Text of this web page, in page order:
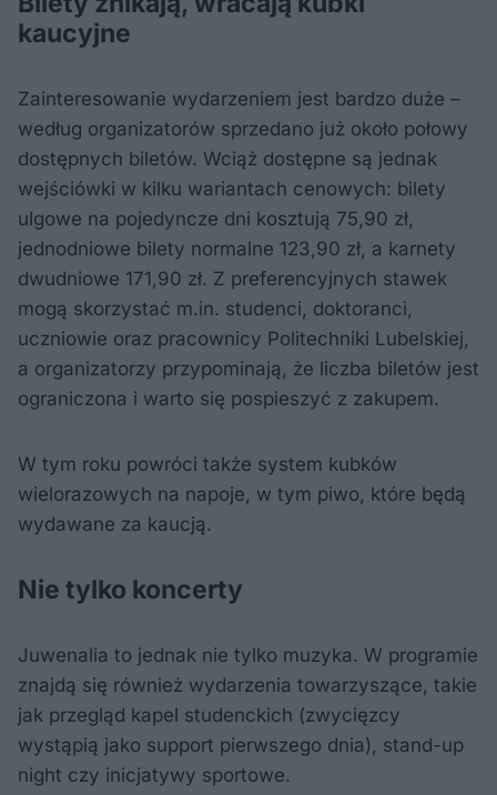
kaucyjne
Zainteresowanie wydarzeniem jest bardzo duże –
według organizatorów sprzedano już około połowy
dostępnych biletów. Wciąż dostępne są jednak
wejściówki w kilku wariantach cenowych: bilety
ulgowe na pojedyncze dni kosztują 75,90 zł,
jednodniowe bilety normalne 123,90 zł, a karnety
dwudniowe 171,90 zł. Z preferencyjnych stawek
mogą skorzystać m.in. studenci, doktoranci,
uczniowie oraz pracownicy Politechniki Lubelskiej,
a organizatorzy przypominają, że liczba biletów jest
ograniczona i warto się pospieszyć z zakupem.
W tym roku powróci także system kubków
wielorazowych na napoje, w tym piwo, które będą
wydawane za kaucją.
Nie tylko koncerty
Juwenalia to jednak nie tylko muzyka. W programie
znajdą się również wydarzenia towarzyszące, takie
jak przegląd kapel studenckich (zwycięzcy
wystąpią jako support pierwszego dnia), stand-up
night czy inicjatywy sportowe.